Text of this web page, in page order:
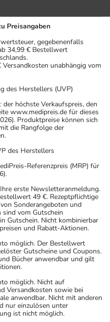
Preisangaben
gegebenenfalls
34,99 € Bestellwert
unabhängig vom
des Herstellers (UVP)
: der höchste Verkaufspreis, den
www.medipreis.de für dieses
Produktpreise können sich
die Rangfolge der
des Herstellers
Referenzpreis (MRP) für
erste Newsletteranmeldung.
49 €. Rezeptpflichtige
Sonderangeboten und
vom Gutschein
Gutschein. Nicht kombinierbar
und Rabatt-Aktionen.
möglich. Der Bestellwert
Gutscheine und Coupons.
Bücher anwendbar und gilt
möglich. Nicht auf
Versandkosten sowie bei
anwendbar. Nicht mit anderen
nur einzulösen unter
ist nicht möglich.